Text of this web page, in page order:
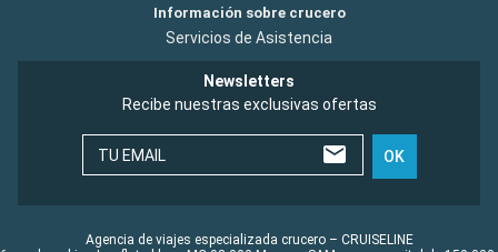
Información sobre crucero
Servicios de Asistencia
Newsletters
Recibe nuestras exclusivas ofertas
TU EMAIL OK
Agencia de viajes especializada crucero – CRUISELINE